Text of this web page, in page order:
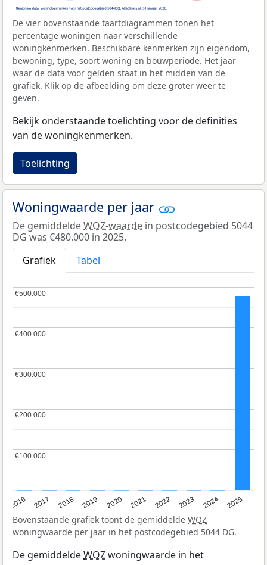
De vier bovenstaande taartdiagrammen tonen het
percentage woningen naar verschillende
woningkenmerken. Beschikbare kenmerken zijn eigendom,
bewoning, type, soort woning en bouwperiode. Het jaar
waar de data voor gelden staat in het midden van de
grafiek. Klik op de afbeelding om deze groter weer te
geven.
Bekijk onderstaande toelichting voor de definities
van de woningkenmerken.
Toelichting
Woningwaarde per jaar
De gemiddeldeWOZ-waarde in postcodegebied 5044
DG was €480.000 in 2025.
Grafiek
Tabel
2016 2017 2018 2019 2020 2021 2022 2023 2024 2025
€100.000
€100.000
€200.000
€200.000
€300.000
€300.000
€400.000
€400.000
€500.000
€500.000
Bovenstaande grafiek toont de gemiddelde WOZ
woningwaarde per jaar in het postcodegebied 5044 DG.
De gemiddeldeWOZwoningwaarde in het